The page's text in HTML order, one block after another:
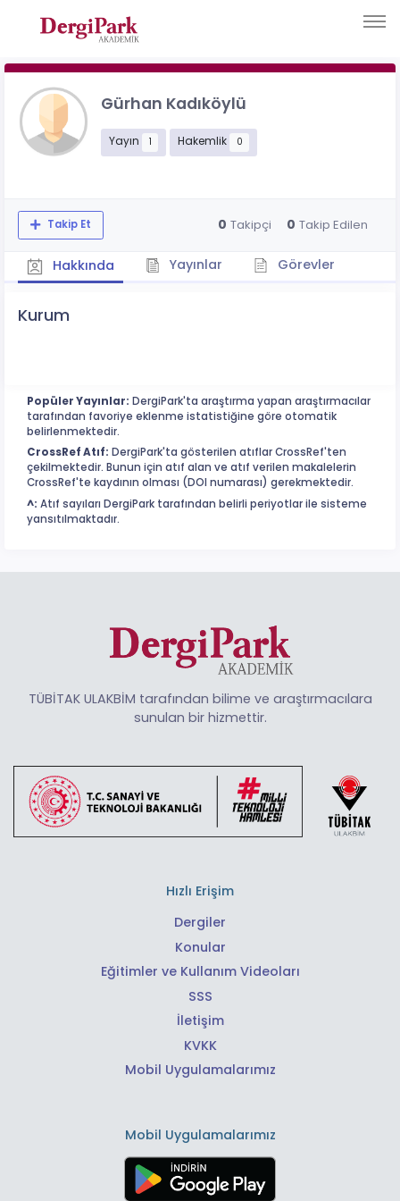
Gürhan Kadıköylü
Yayın 1 Hakemlik 0
Takip Et 0 Takipçi 0 Takip Edilen
Hakkında Yayınlar Görevler
Kurum
Popüler Yayınlar: DergiPark'ta araştırma yapan araştırmacılar
tarafından favoriye eklenme istatistiğine göre otomatik
belirlenmektedir.
CrossRef Atıf: DergiPark'ta gösterilen atıflar CrossRef'ten
çekilmektedir. Bunun için atıf alan ve atıf verilen makalelerin
CrossRef'te kaydının olması (DOI numarası) gerekmektedir.
^: Atıf sayıları DergiPark tarafından belirli periyotlar ile sisteme
yansıtılmaktadır.
TÜBİTAK ULAKBİM tarafından bilime ve araştırmacılara
sunulan bir hizmettir.
Hızlı Erişim
Dergiler
Konular
Eğitimler ve Kullanım Videoları
SSS
İletişim
KVKK
Mobil Uygulamalarımız
Mobil Uygulamalarımız